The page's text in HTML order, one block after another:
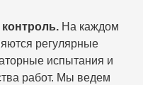
На каждом
регулярные
испытания и
работ. Мы ведем